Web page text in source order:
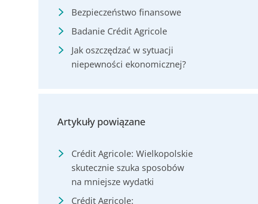
Bezpieczeństwo finansowe
Badanie Crédit Agricole
Jak oszczędzać w sytuacji
niepewności ekonomicznej?
Artykuły powiązane
Crédit Agricole: Wielkopolskie
skutecznie szuka sposobów
na mniejsze wydatki
Crédit Agricole: